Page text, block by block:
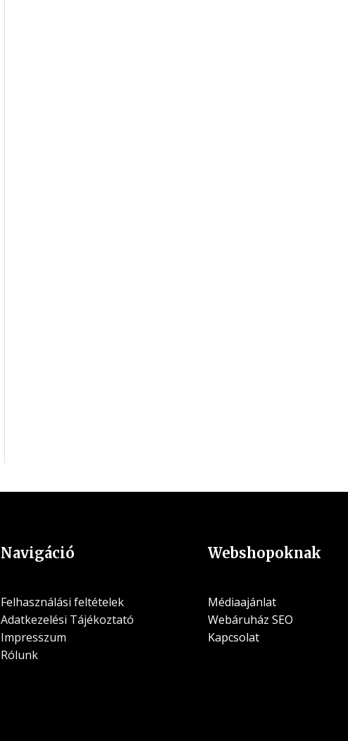
Navigáció
Felhasználási feltételek
Adatkezelési Tájékoztató
Impresszum
Rólunk
Webshopoknak
Médiaajánlat
Webáruház SEO
Kapcsolat